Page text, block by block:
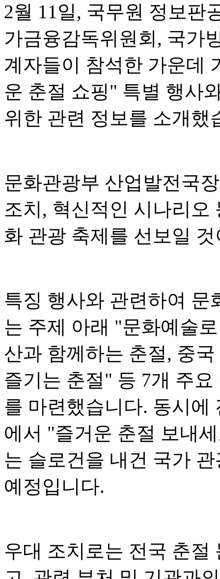
2월 11일, 국무원 정보판
가금융감독위원회, 국가
계자들이 참석한 가운데
운 춘절 쇼핑" 특별 행사
위한 관련 정보를 소개했
문화관광부 산업발전국
조치, 혁신적인 시나리오
화 관광 축제를 선보일
특징 행사와 관련하여
는 주제 아래 "문화예술
산과 함께하는 춘절, 중
즐기는 춘절" 등 7개 주
를 마련했습니다. 동시에
에서 "즐거운 춘절 보내
는 슬로건을 내건 국가
예정입니다.
우대 조치로는 전국 춘절